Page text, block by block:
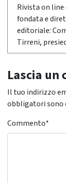
Rivista on
fondata e
editoriale:
Tirreni,
Lascia un
Il tuo indirizzo
obbligatori sono
Commento*